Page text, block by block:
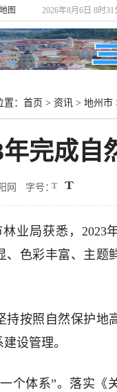
图 2026年8月6日 8时
： 首页 > 资讯 > 地州市
完成自
网 字号：
业局获悉，2023
、色彩丰富、主题
持按照自然保护地
设管理。
个体系”。落实《